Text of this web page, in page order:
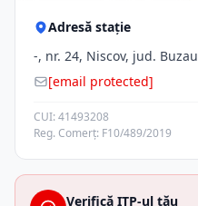
Adresă stație
-, nr. 24, Niscov, jud. Buzau
[email protected]
CUI: 41493208
Reg. Comerț: F10/489/2019
Verifică ITP-ul tău